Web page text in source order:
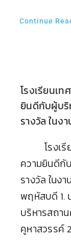
Continue
โรงเรียนเ
ยินดีกับผู้บริ
รางวัล ในง
โรงเรีย
ความยินดีกั
รางวัล ในง
พฤหัสบดี 1.
บริหารสถา
คูหาสวรรค์